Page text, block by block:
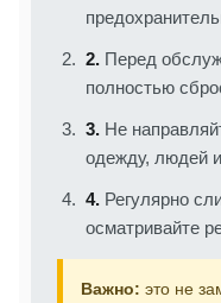
2. Перед
полностью
3. Не
одежду, людей
4. Регулярно
осматривайте
Важно: это не